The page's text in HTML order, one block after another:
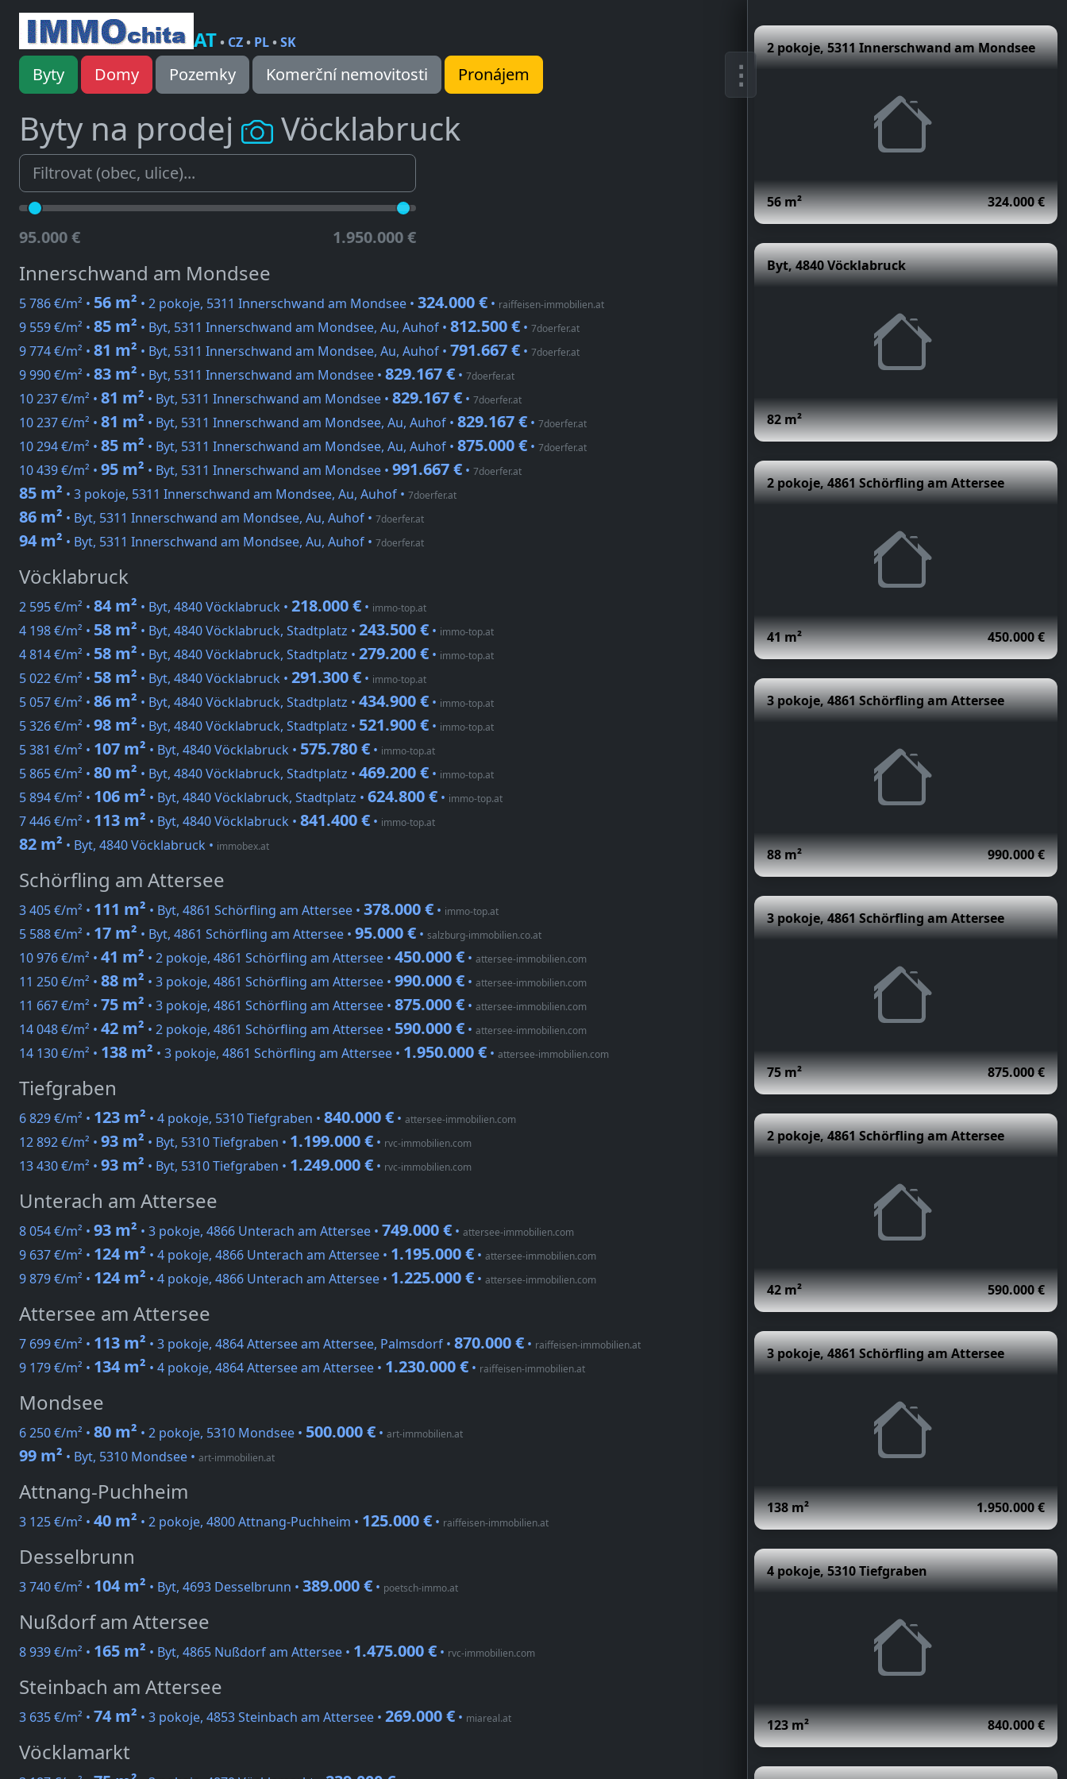
AT• CZ• PL•SK
Byty Domy Pozemky Komerční nemovitosti Pronájem
Byty na prodej Vöcklabruck
95.000 € 1.950.000 €
Innerschwand am Mondsee
5 786 €/m² • 56 m² • 2 pokoje, 5311 Innerschwand am Mondsee • 324.000 € • raiffeisen-immobilien.at
9 559 €/m² • 85 m² • Byt, 5311 Innerschwand am Mondsee, Au, Auhof • 812.500 € • 7doerfer.at
9 774 €/m² • 81 m² • Byt, 5311 Innerschwand am Mondsee, Au, Auhof • 791.667 € • 7doerfer.at
9 990 €/m² • 83 m² • Byt, 5311 Innerschwand am Mondsee • 829.167 € • 7doerfer.at
10 237 €/m² • 81 m² • Byt, 5311 Innerschwand am Mondsee • 829.167 € • 7doerfer.at
10 237 €/m² • 81 m² • Byt, 5311 Innerschwand am Mondsee, Au, Auhof • 829.167 € • 7doerfer.at
10 294 €/m² • 85 m² • Byt, 5311 Innerschwand am Mondsee, Au, Auhof • 875.000 € • 7doerfer.at
10 439 €/m² • 95 m² • Byt, 5311 Innerschwand am Mondsee • 991.667 € • 7doerfer.at
85 m² • 3 pokoje, 5311 Innerschwand am Mondsee, Au, Auhof • 7doerfer.at
86 m² • Byt, 5311 Innerschwand am Mondsee, Au, Auhof • 7doerfer.at
94 m² • Byt, 5311 Innerschwand am Mondsee, Au, Auhof • 7doerfer.at
Vöcklabruck
2 595 €/m² • 84 m² • Byt, 4840 Vöcklabruck • 218.000 € • immo-top.at
4 198 €/m² • 58 m² • Byt, 4840 Vöcklabruck, Stadtplatz • 243.500 € • immo-top.at
4 814 €/m² • 58 m² • Byt, 4840 Vöcklabruck, Stadtplatz • 279.200 € • immo-top.at
5 022 €/m² • 58 m² • Byt, 4840 Vöcklabruck • 291.300 € • immo-top.at
5 057 €/m² • 86 m² • Byt, 4840 Vöcklabruck, Stadtplatz • 434.900 € • immo-top.at
5 326 €/m² • 98 m² • Byt, 4840 Vöcklabruck, Stadtplatz • 521.900 € • immo-top.at
5 381 €/m² • 107 m² • Byt, 4840 Vöcklabruck • 575.780 € • immo-top.at
5 865 €/m² • 80 m² • Byt, 4840 Vöcklabruck, Stadtplatz • 469.200 € • immo-top.at
5 894 €/m² • 106 m² • Byt, 4840 Vöcklabruck, Stadtplatz • 624.800 € • immo-top.at
7 446 €/m² • 113 m² • Byt, 4840 Vöcklabruck • 841.400 € • immo-top.at
82 m² • Byt, 4840 Vöcklabruck • immobex.at
Schörfling am Attersee
3 405 €/m² • 111 m² • Byt, 4861 Schörfling am Attersee • 378.000 € • immo-top.at
5 588 €/m² • 17 m² • Byt, 4861 Schörfling am Attersee • 95.000 € • salzburg-immobilien.co.at
10 976 €/m² • 41 m² • 2 pokoje, 4861 Schörfling am Attersee • 450.000 € • attersee-immobilien.com
11 250 €/m² • 88 m² • 3 pokoje, 4861 Schörfling am Attersee • 990.000 € • attersee-immobilien.com
11 667 €/m² • 75 m² • 3 pokoje, 4861 Schörfling am Attersee • 875.000 € • attersee-immobilien.com
14 048 €/m² • 42 m² • 2 pokoje, 4861 Schörfling am Attersee • 590.000 € • attersee-immobilien.com
14 130 €/m² • 138 m² • 3 pokoje, 4861 Schörfling am Attersee • 1.950.000 € • attersee-immobilien.com
Tiefgraben
6 829 €/m² • 123 m² • 4 pokoje, 5310 Tiefgraben • 840.000 € • attersee-immobilien.com
12 892 €/m² • 93 m² • Byt, 5310 Tiefgraben • 1.199.000 € • rvc-immobilien.com
13 430 €/m² • 93 m² • Byt, 5310 Tiefgraben • 1.249.000 € • rvc-immobilien.com
Unterach am Attersee
8 054 €/m² • 93 m² • 3 pokoje, 4866 Unterach am Attersee • 749.000 € • attersee-immobilien.com
9 637 €/m² • 124 m² • 4 pokoje, 4866 Unterach am Attersee • 1.195.000 € • attersee-immobilien.com
9 879 €/m² • 124 m² • 4 pokoje, 4866 Unterach am Attersee • 1.225.000 € • attersee-immobilien.com
Attersee am Attersee
7 699 €/m² • 113 m² • 3 pokoje, 4864 Attersee am Attersee, Palmsdorf • 870.000 € • raiffeisen-immobilien.at
9 179 €/m² • 134 m² • 4 pokoje, 4864 Attersee am Attersee • 1.230.000 € • raiffeisen-immobilien.at
Mondsee
6 250 €/m² • 80 m² • 2 pokoje, 5310 Mondsee • 500.000 € • art-immobilien.at
99 m² • Byt, 5310 Mondsee • art-immobilien.at
Attnang-Puchheim
3 125 €/m² • 40 m² • 2 pokoje, 4800 Attnang-Puchheim • 125.000 € • raiffeisen-immobilien.at
Desselbrunn
3 740 €/m² • 104 m² • Byt, 4693 Desselbrunn • 389.000 € • poetsch-immo.at
Nußdorf am Attersee
8 939 €/m² • 165 m² • Byt, 4865 Nußdorf am Attersee • 1.475.000 € • rvc-immobilien.com
Steinbach am Attersee
3 635 €/m² • 74 m² • 3 pokoje, 4853 Steinbach am Attersee • 269.000 € • miareal.at
Vöcklamarkt